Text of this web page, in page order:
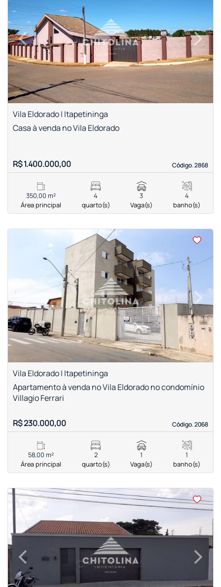
‹Previous ›
Next
Vila Eldorado | Itapetininga
Código. 2868
Código. 2868
Casa à venda no Vila Eldorado
R$ 1.400.000,00
350,00 m²
Área principal
4
quarto(s)
3
Vaga(s)
4
banho(s)
‹Previous ›
Next
Vila Eldorado | Itapetininga
Código. 2068
Código. 2068
Apartamento à venda no Vila Eldorado no condomínio
Villagio Ferrari
R$ 230.000,00
58,00 m²
Área principal
2
quarto(s)
1
Vaga(s)
1
banho(s)
<<<<
‹Previous ›
Next